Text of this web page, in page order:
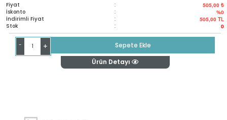
Fiyat : 505,00 ₺
İskonto : %0
İndirimli Fiyat : 505,00 TL
Stok : 0
- +
Sepete Ekle
Ürün Detayı